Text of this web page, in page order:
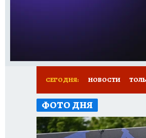
СЕГОДНЯ: НОВОСТИ
ИСПЫТАНО НА
ФОТО ДНЯ